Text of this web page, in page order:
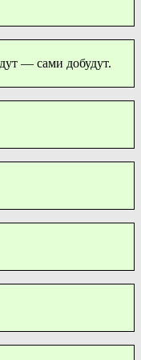
— сами добудут.